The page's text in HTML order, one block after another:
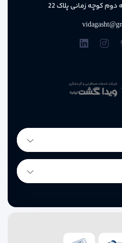
کوچه زمانی پلاک 22